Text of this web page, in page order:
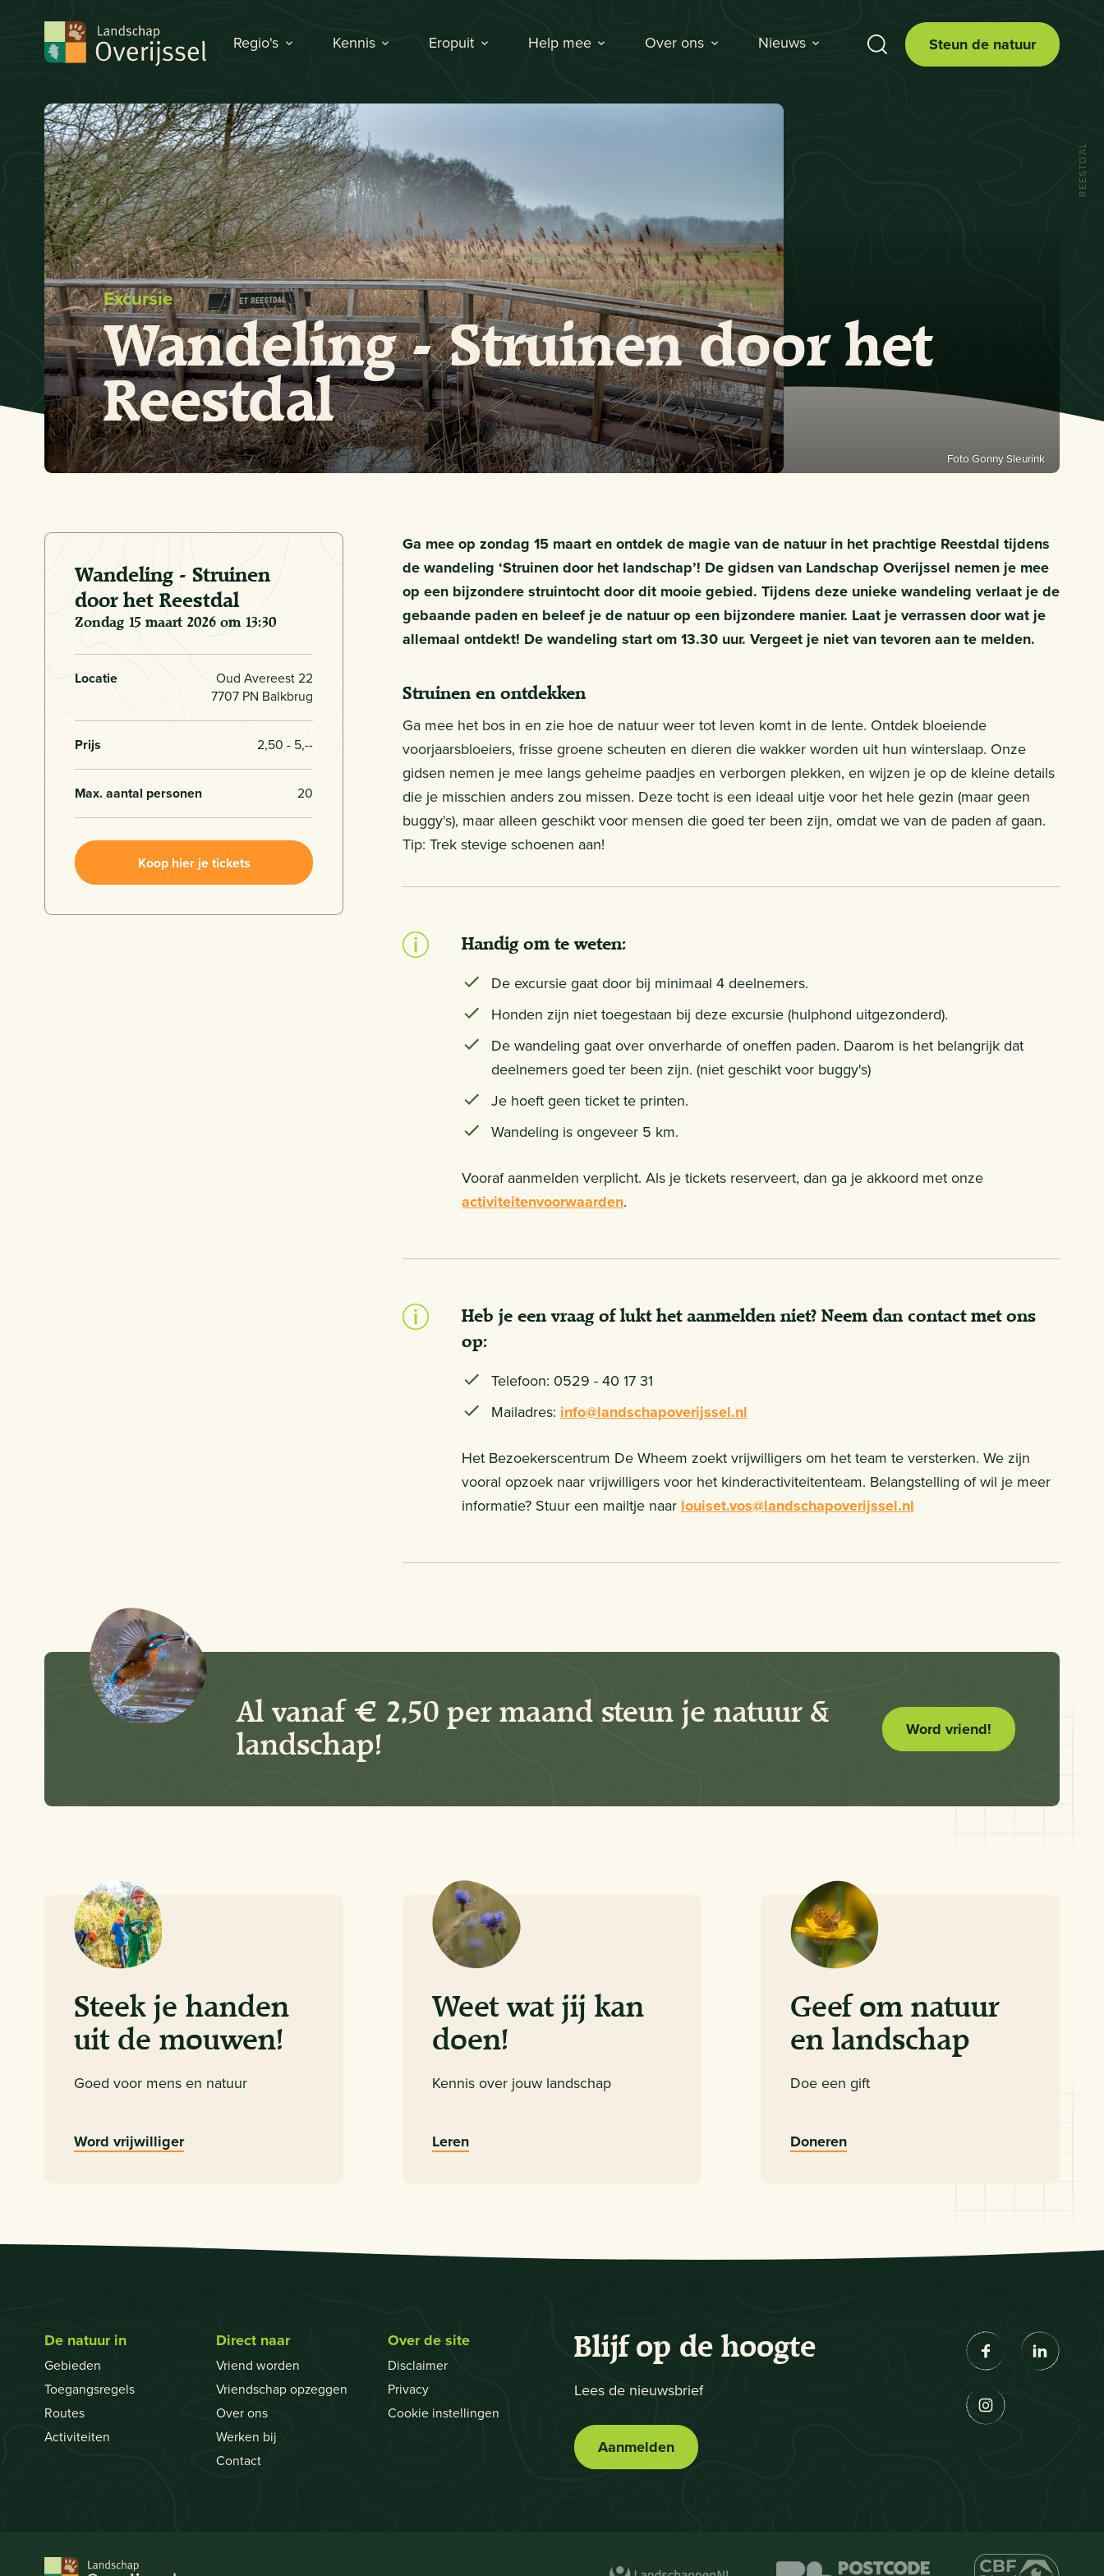
Regio's Kennis Eropuit Help mee Over ons Nieuws Steun de natuur
Excursie
Wandeling - Struinen door het
Reestdal
Foto Gonny Sleurink
REESTDAL
Wandeling - Struinen
door het Reestdal
zondag 15 maart 2026 om 13:30
Locatie
Oud Avereest 22
7707 PN Balkbrug
Prijs 2,50 - 5,--
Max. aantal personen 20
Koop hier je tickets
Ga mee op zondag 15 maart en ontdek de magie van de natuur in het prachtige Reestdal tijdens
de wandeling ‘Struinen door het landschap’! De gidsen van Landschap Overijssel nemen je mee
op een bijzondere struintocht door dit mooie gebied. Tijdens deze unieke wandeling verlaat je de
gebaande paden en beleef je de natuur op een bijzondere manier. Laat je verrassen door wat je
allemaal ontdekt! De wandeling start om 13.30 uur. Vergeet je niet van tevoren aan te melden.
Struinen en ontdekken
Ga mee het bos in en zie hoe de natuur weer tot leven komt in de lente. Ontdek bloeiende
voorjaarsbloeiers, frisse groene scheuten en dieren die wakker worden uit hun winterslaap. Onze
gidsen nemen je mee langs geheime paadjes en verborgen plekken, en wijzen je op de kleine details
die je misschien anders zou missen. Deze tocht is een ideaal uitje voor het hele gezin (maar geen
buggy's), maar alleen geschikt voor mensen die goed ter been zijn, omdat we van de paden af gaan.
Tip: Trek stevige schoenen aan!
Handig om te weten:
De excursie gaat door bij minimaal 4 deelnemers.
Honden zijn niet toegestaan bij deze excursie (hulphond uitgezonderd).
De wandeling gaat over onverharde of oneffen paden. Daarom is het belangrijk dat
deelnemers goed ter been zijn. (niet geschikt voor buggy's)
Je hoeft geen ticket te printen.
Wandeling is ongeveer 5 km.
Vooraf aanmelden verplicht. Als je tickets reserveert, dan ga je akkoord met onze
activiteitenvoorwaarden.
Heb je een vraag of lukt het aanmelden niet? Neem dan contact met ons
op:
Telefoon: 0529 - 40 17 31
Mailadres: info@landschapoverijssel.nl
Het Bezoekerscentrum De Wheem zoekt vrijwilligers om het team te versterken. We zijn
vooral opzoek naar vrijwilligers voor het kinderactiviteitenteam. Belangstelling of wil je meer
informatie? Stuur een mailtje naar louiset.vos@landschapoverijssel.nl
Al vanaf € 2,50 per maand steun je natuur &
landschap!
Word vriend!
Steek je handen
uit de mouwen!
Goed voor mens en natuur
Word vrijwilliger
Weet wat jij kan
doen!
Kennis over jouw landschap
Leren
Geef om natuur
en landschap
Doe een gift
Doneren
De natuur in
Gebieden
Toegangsregels
Routes
Activiteiten
Direct naar
Vriend worden
Vriendschap opzeggen
Over ons
Werken bij
Contact
Over de site
Disclaimer
Privacy
Cookie instellingen
Blijf op de hoogte
Lees de nieuwsbrief
Aanmelden